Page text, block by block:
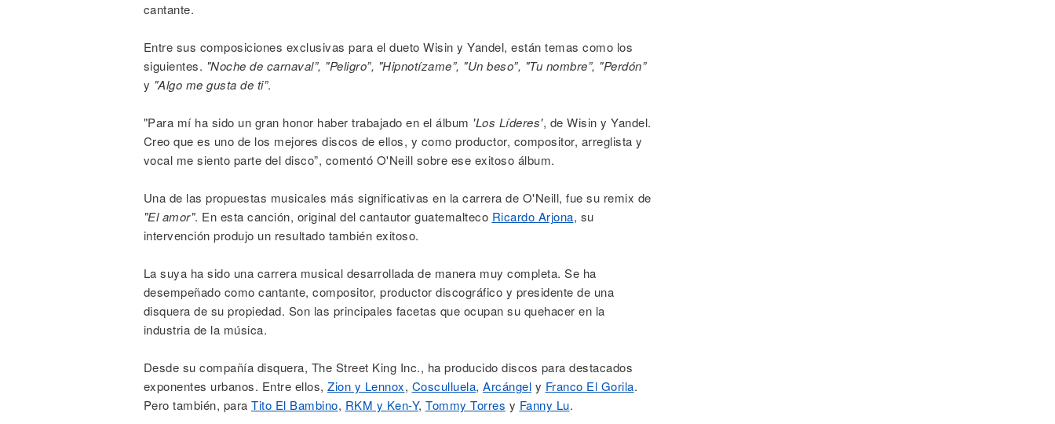
cantante.
Entre sus composiciones exclusivas para el dueto Wisin y Yandel, están temas como los
siguientes. "Noche de carnaval”, "Peligro”, "Hipnotízame”, "Un beso”, "Tu nombre”, "Perdón”
y "Algo me gusta de ti”.
"Para mí ha sido un gran honor haber trabajado en el álbum 'Los Líderes', de Wisin y Yandel.
Creo que es uno de los mejores discos de ellos, y como productor, compositor, arreglista y
vocal me siento parte del disco”, comentó O'Neill sobre ese exitoso álbum.
Una de las propuestas musicales más significativas en la carrera de O'Neill, fue su remix de
"El amor". En esta canción, original del cantautor guatemalteco Ricardo Arjona, su
intervención produjo un resultado también exitoso.
La suya ha sido una carrera musical desarrollada de manera muy completa. Se ha
desempeñado como cantante, compositor, productor discográfico y presidente de una
disquera de su propiedad. Son las principales facetas que ocupan su quehacer en la
industria de la música.
Desde su compañía disquera, The Street King Inc., ha producido discos para destacados
exponentes urbanos. Entre ellos, Zion y Lennox, Cosculluela, Arcángel y Franco El Gorila.
Pero también, para Tito El Bambino, RKM y Ken-Y, Tommy Torres y Fanny Lu.